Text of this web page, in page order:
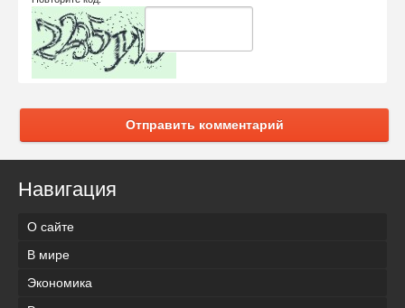
Отправить комментарий
Навигация
О сайте
В мире
Экономика